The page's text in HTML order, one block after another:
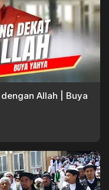
Allah | Buya